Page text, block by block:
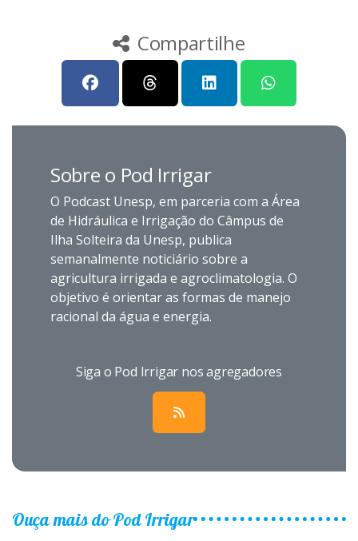
Compartilhe
Sobre o Pod Irrigar
O Podcast Unesp, em parceria com a Área
de Hidráulica e Irrigação do Câmpus de
Ilha Solteira da Unesp, publica
semanalmente noticiário sobre a
agricultura irrigada e agroclimatologia. O
objetivo é orientar as formas de manejo
racional da água e energia.
Siga o Pod Irrigar nos agregadores
Ouça mais do Pod Irrigar